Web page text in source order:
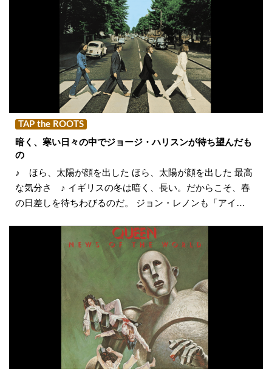
TAP the ROOTS
暗く、寒い日々の中でジョージ・ハリスンが待ち望んだも
の
♪ ほら、太陽が顔を出した ほら、太陽が顔を出した 最高
な気分さ ♪ イギリスの冬は暗く、長い。だからこそ、春
の日差しを待ちわびるのだ。 ジョン・レノンも「アイ…